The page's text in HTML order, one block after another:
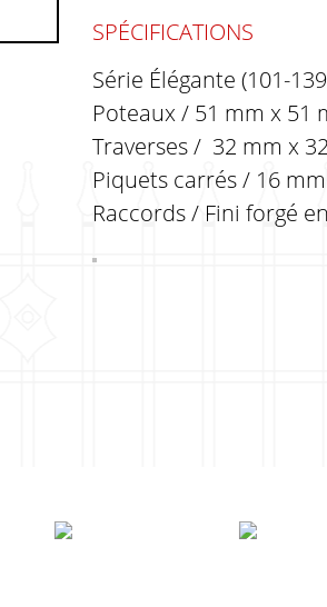
SPÉCIFICATIONS
Série Élégante (101-
Poteaux / 51 mm x 51
Traverses / 32 mm x
Piquets carrés / 16
Raccords / Fini forgé